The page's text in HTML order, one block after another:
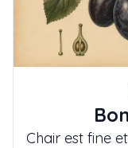
Chair est fine